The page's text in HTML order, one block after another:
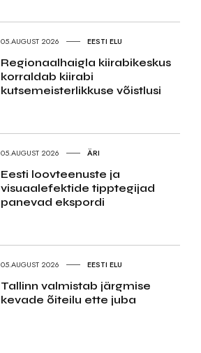
05.AUGUST 2026 EESTI ELU
Regionaalhaigla kiirabikeskus
korraldab kiirabi
kutsemeisterlikkuse võistlusi
05.AUGUST 2026 ÄRI
Eesti loovteenuste ja
visuaalefektide tipptegijad
panevad ekspordi
05.AUGUST 2026 EESTI ELU
Tallinn valmistab järgmise
kevade õiteilu ette juba